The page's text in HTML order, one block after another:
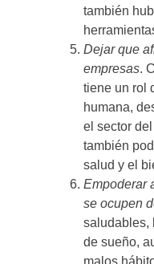
también
Dejar que
empresas.
tiene un rol
humana,
el sector
también
salud y el
Empoderar
se ocupen
saludables,
de sueño,